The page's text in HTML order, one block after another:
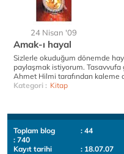
24 Nisan '09
Amak-ı hayal
Sizlerle okuduğum dönemde
paylaşmak istiyorum.
Ahmet Hilmi tarafından kaleme
Kategori : Kitap
Toplam blog
: 44
: 740
Kayıt tarihi
: 18.07.07